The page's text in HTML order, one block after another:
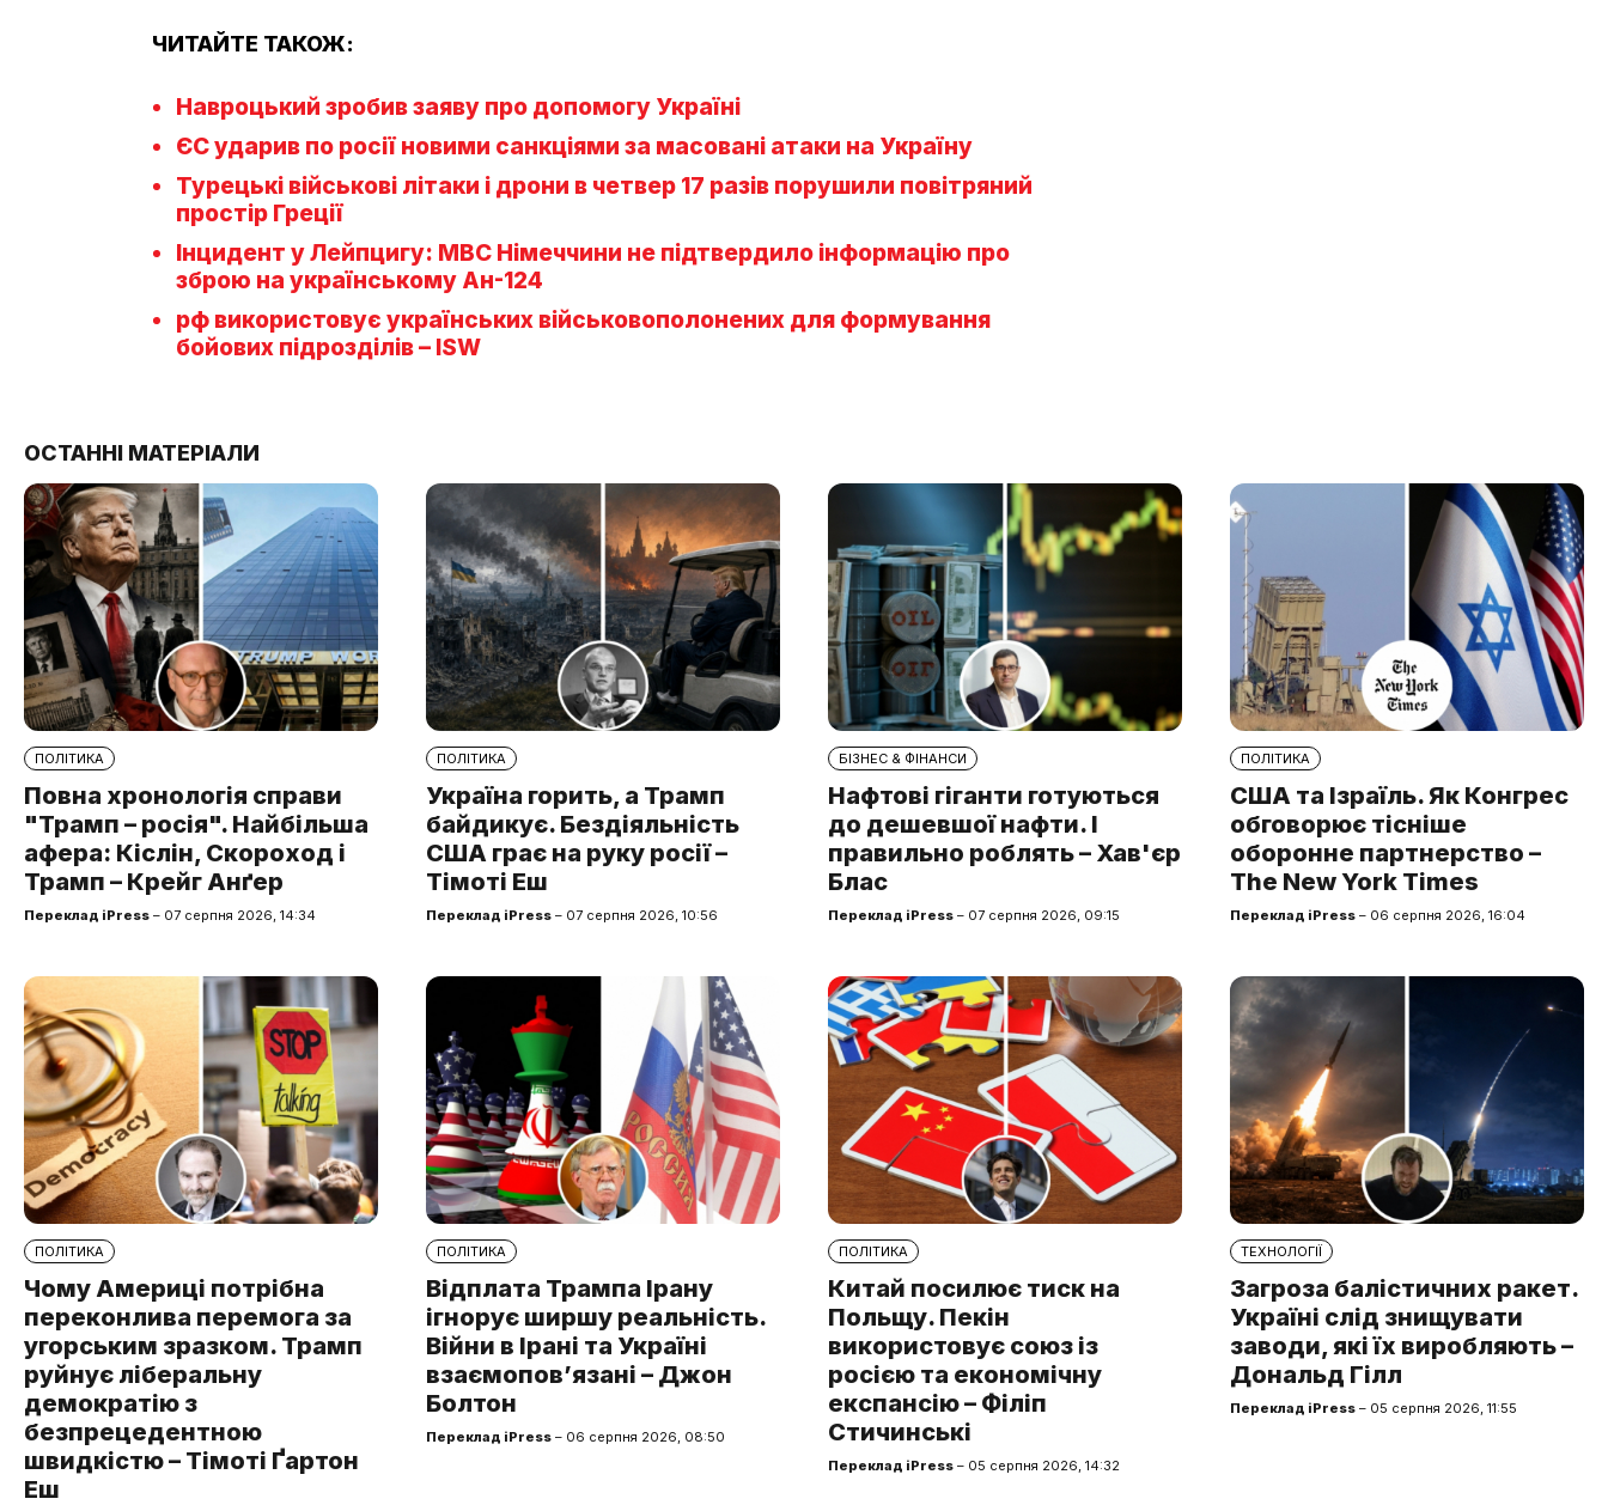
ЧИТАЙТЕ ТАКОЖ:
Навроцький зробив заяву про допомогу Україні
ЄС ударив по росії новими санкціями за масовані атаки на Україну
Турецькі військові літаки і дрони в четвер 17 разів порушили повітряний
простір Греції
Інцидент у Лейпцигу: МВС Німеччини не підтвердило інформацію про
зброю на українському Ан-124
рф використовує українських військовополонених для формування
бойових підрозділів – ISW
ОСТАННІ МАТЕРІАЛИ
ПОЛІТИКА
Повна хронологія справи
"Трамп – росія". Найбільша
афера: Кіслін, Скороход і
Трамп – Крейг Анґер
Переклад iPress – 07 серпня 2026, 14:34
ПОЛІТИКА
Україна горить, а Трамп
байдикує. Бездіяльність
США грає на руку росії –
Тімоті Еш
Переклад iPress – 07 серпня 2026, 10:56
БІЗНЕС & ФІНАНСИ
Нафтові гіганти готуються
до дешевшої нафти. І
правильно роблять – Хав'єр
Блас
Переклад iPress – 07 серпня 2026, 09:15
ПОЛІТИКА
США та Ізраїль. Як Конгрес
обговорює тісніше
оборонне партнерство –
The New York Times
Переклад iPress – 06 серпня 2026, 16:04
ПОЛІТИКА
Чому Америці потрібна
переконлива перемога за
угорським зразком. Трамп
руйнує ліберальну
демократію з
безпрецедентною
швидкістю – Тімоті Ґартон
Еш
ПОЛІТИКА
Відплата Трампа Ірану
ігнорує ширшу реальність.
Війни в Ірані та Україні
взаємопов’язані – Джон
Болтон
Переклад iPress – 06 серпня 2026, 08:50
ПОЛІТИКА
Китай посилює тиск на
Польщу. Пекін
використовує союз із
росією та економічну
експансію – Філіп
Стичинські
Переклад iPress – 05 серпня 2026, 14:32
ТЕХНОЛОГІЇ
Загроза балістичних ракет.
Україні слід знищувати
заводи, які їх виробляють –
Дональд Гілл
Переклад iPress – 05 серпня 2026, 11:55